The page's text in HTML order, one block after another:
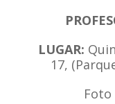
LUGAR:
17,